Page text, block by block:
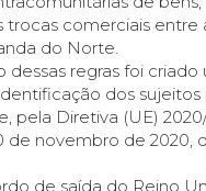
trocas comerciais entre
do Norte.
dessas regras foi criado
dos sujeitos
pela Diretiva (UE)
de novembro de 2020,
de saída do Reino